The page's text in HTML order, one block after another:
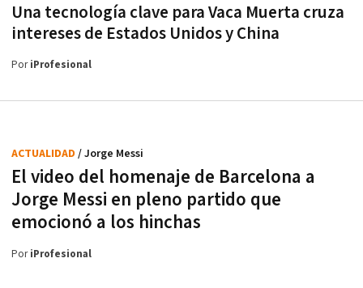
Una tecnología clave para Vaca Muerta cruza
intereses de Estados Unidos y China
PoriProfesional
El video del homenaje de Barcelona a
Jorge Messi en pleno partido que
emocionó a los hinchas
ACTUALIDAD / Jorge Messi
PoriProfesional